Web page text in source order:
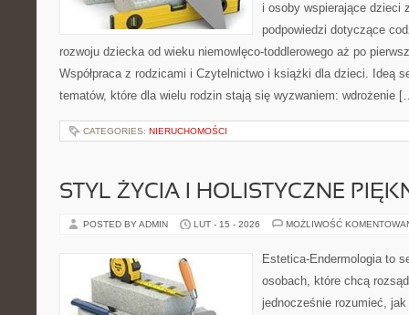
i osoby wspierające dzieci
podpowiedzi dotyczące
rozwoju dziecka od wieku niemowlęco-toddlerowego aż po
Współpraca z rodzicami i Czytelnictwo i książki dla dzieci. Ideą
tematów, które dla wielu rodzin stają się wyzwaniem: wdrożenie
CATEGORIES: NIERUCHOMOŚCI
STYL ŻYCIA I HOLISTYCZNE
POSTED BY ADMIN LUT - 15 - 2026 MOŻLIWOŚĆ
Estetica-Endermologia to
osobach, które chcą
jednocześnie rozumieć, jak